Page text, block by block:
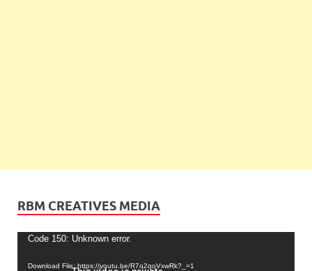
RBM CREATIVES MEDIA
Video
Code 150: Unknown error.
Download File: https://youtu.be/R7o2qoVxwRk?_=1